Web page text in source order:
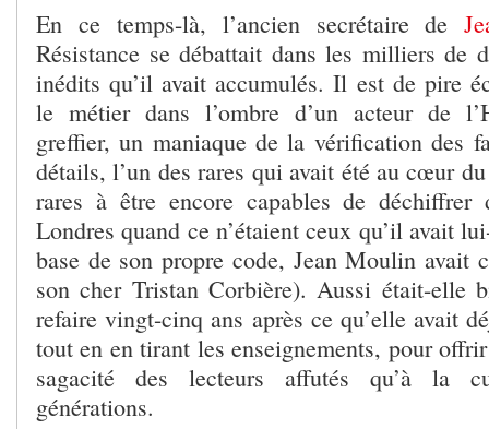
En ce temps-là, l’ancien secrétaire de
Résistance se débattait dans les milliers de
inédits qu’il avait accumulés. Il est de pire
le métier dans l’ombre d’un acteur de
greffier, un maniaque de la vérification des
détails, l’un des rares qui avait été au cœur
rares à être encore capables de déchiffrer
Londres quand ce n’étaient ceux qu’il avait
base de son propre code, Jean Moulin avait
son cher Tristan Corbière). Aussi était-elle
refaire vingt-cinq ans après ce qu’elle avait
tout en en tirant les enseignements, pour
sagacité des lecteurs affutés qu’à la
générations.